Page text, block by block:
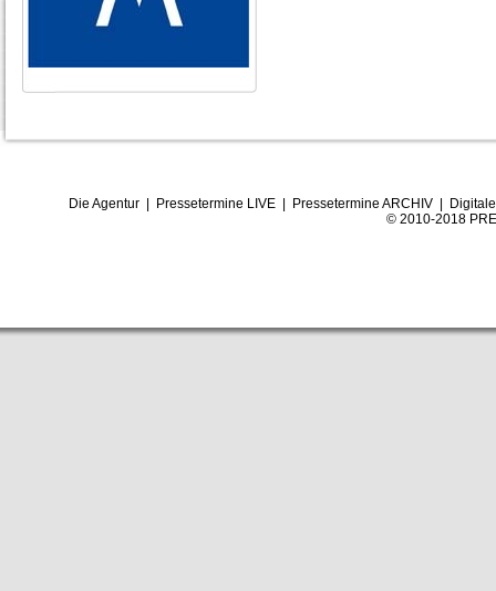
Die Agentur| Pressetermine LIVE| Pressetermine ARCHIV|
© 2010-2018